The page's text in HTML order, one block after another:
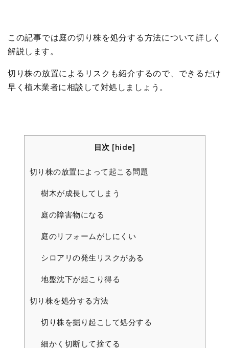
この記事では庭の切り株を処分する方法について詳しく
解説します。
切り株の放置によるリスクも紹介するので、できるだけ
早く植木業者に相談して対処しましょう。
目次 [hide]
切り株の放置によって起こる問題
樹木が成長してしまう
庭の障害物になる
庭のリフォームがしにくい
シロアリの発生リスクがある
地盤沈下が起こり得る
切り株を処分する方法
切り株を掘り起こして処分する
細かく切断して捨てる